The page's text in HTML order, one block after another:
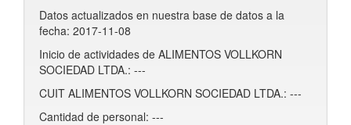
Datos actualizados en nuestra base de datos a la
fecha: 2017-11-08
Inicio de actividades de ALIMENTOS VOLLKORN
SOCIEDAD LTDA.: ---
CUIT ALIMENTOS VOLLKORN SOCIEDAD LTDA.: ---
Cantidad de personal: ---